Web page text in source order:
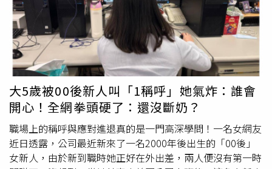
簽訂相關法律文件。另有網友反問，「如果今天投資虧損，
公婆會願意幫忙分擔嗎？」認為投資成果本就屬於個人努
力，不應因為是一家人，就被視為理所當然的家庭共同資
產。
左右有長達40分鐘的運動紀錄，不僅心率明顯偏高，定位位
置更顯示在一間汽車旅館。當下她沒有哭鬧，也沒有立刻質
問，而是默默將畫面截圖保存，開始記錄丈夫之後每一次聲
稱加班的時間、定位及相關數據。經過兩個月整理，她發現
丈夫共有11次以加班為由外出，其中8次定位都出現在同一
間汽車旅館。她將所有截圖、定位紀錄及時間軸整理成完整
資料夾，直到近日才選擇攤牌。她回憶，當天只是把iPad放
在餐桌上，打開資料夾推到丈夫面前，平靜地說了一句：
「你自己看完再說話。」原PO指出，丈夫看到整理好的證
據後當場臉色發白，之後每天向她下跪道歉，不斷表示自己
只是一時鬼迷心竅，希望她能再給一次機會。不過，她表
大5歲被00後新人叫「1稱呼」她氣炸：誰會
開心！全網拳頭硬了：還沒斷奶？
職場上的稱呼與應對進退真的是一門高深學問！一名女網友
近日透露，公司最近新來了一名2000年後出生的「00後」
女新人，由於新到職時她正好在外出差，兩人便沒有第一時